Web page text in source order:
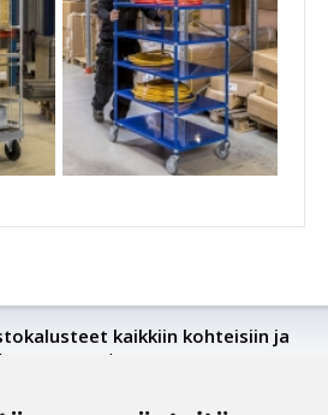
kaikkiin kohteisiin ja
pyydä tarjousta tai osta